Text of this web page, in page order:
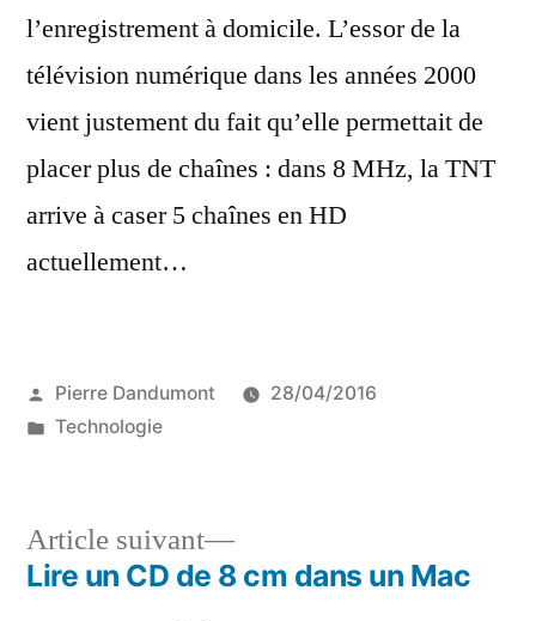
l’enregistrement à domicile. L’essor de la
télévision numérique dans les années 2000
vient justement du fait qu’elle permettait de
placer plus de chaînes : dans 8 MHz, la TNT
arrive à caser 5 chaînes en HD
actuellement…
Publié
par
Pierre Dandumont
28/04/2016
Publié
Technologie
Navigation
Article suivant
Article
suivant :
Lire un CD de 8 cm dans un Mac